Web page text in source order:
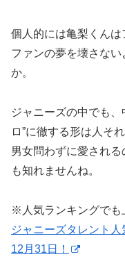
個人的には亀梨くんは
ファンの夢を壊さな
か。
ジャニーズの中でも
ロ”に徹する形は人そ
男女問わずに愛され
も知れませんね。
※人気ランキングでも
ジャニーズタレント
12月31日！